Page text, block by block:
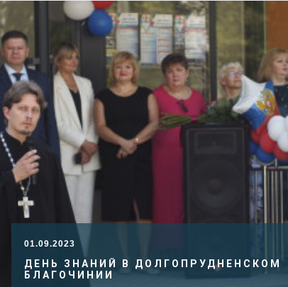
01.09.2023
ДЕНЬ ЗНАНИЙ В ДОЛГОПРУДНЕНСКОМ
БЛАГОЧИНИИ